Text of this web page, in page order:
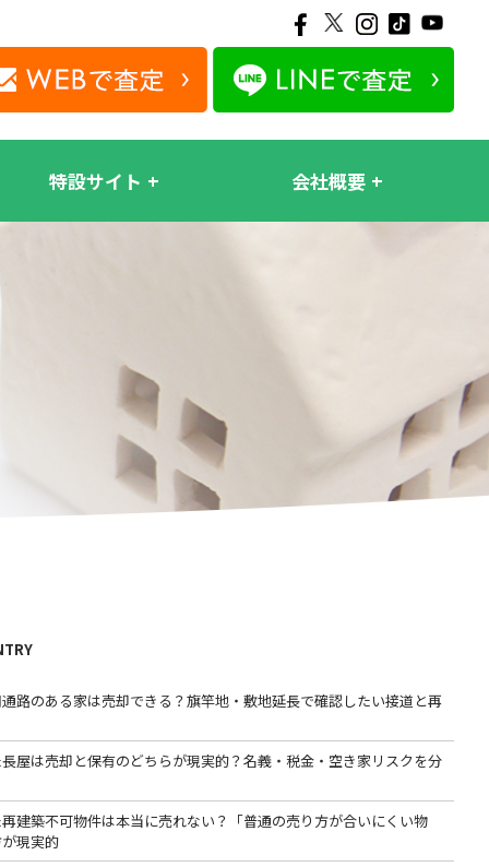
特設サイト 会社概要
通路のある家は売却できる？旗竿地・敷地延長で確認したい接道と再
屋は売却と保有のどちらが現実的？名義・税金・空き家リスクを分
建築不可物件は本当に売れない？「普通の売り方が合いにくい物
現実的